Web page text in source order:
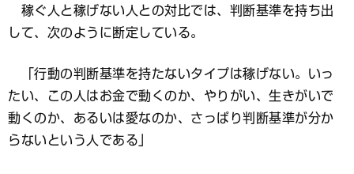
稼ぐ人と稼げない人との対比では、判断基準を持ち出
して、次のように断定している。
「行動の判断基準を持たないタイプは稼げない。いっ
たい、この人はお金で動くのか、やりがい、生きがいで
動くのか、あるいは愛なのか、さっぱり判断基準が分か
らないという人である」